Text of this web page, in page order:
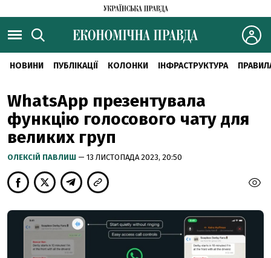
НОВИНИ ПУБЛІКАЦІЇ КОЛОНКИ ІНФРАСТРУКТУРА
WhatsApp презентувала
функцію голосового чату для
великих груп
ОЛЕКСІЙ ПАВЛИШ — 13 ЛИСТОПАДА 2023, 20:50